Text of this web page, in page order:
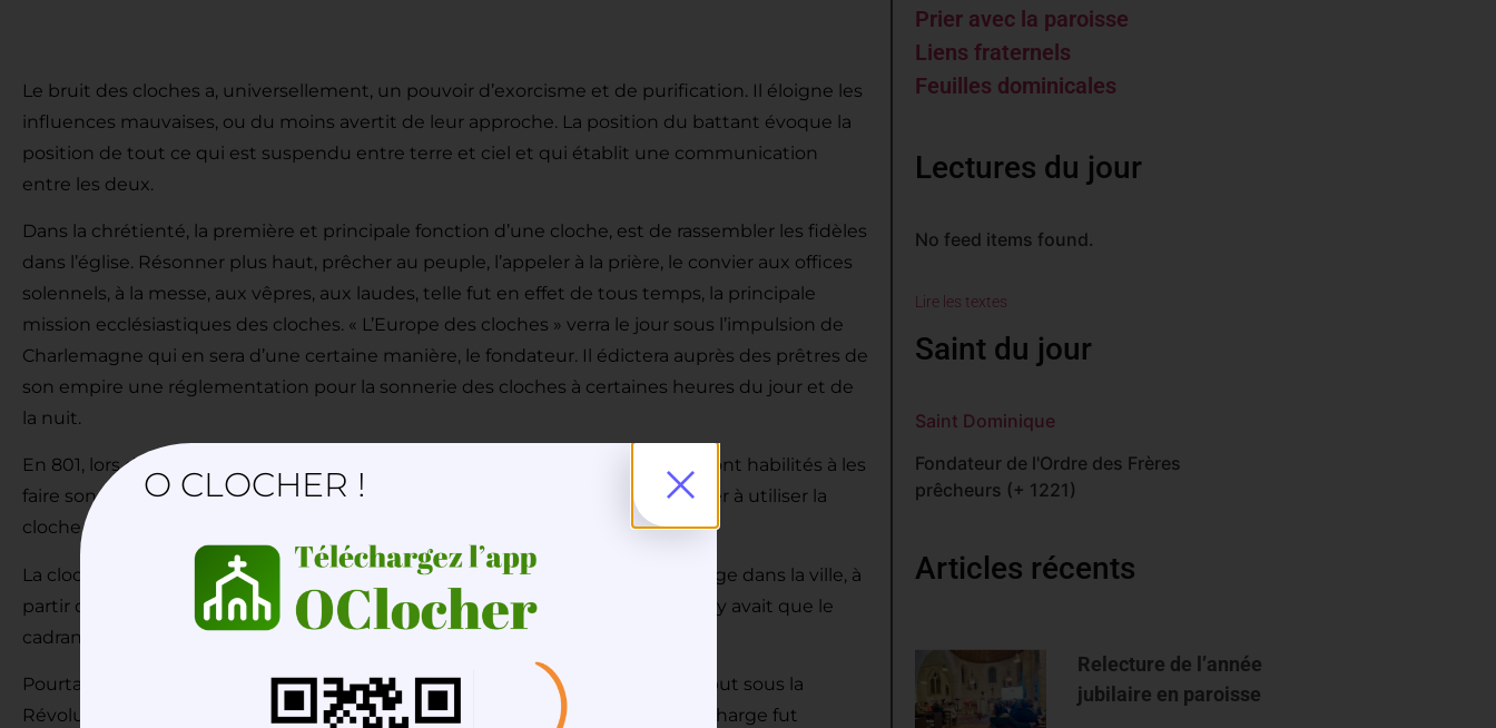
Le bruit des cloches a, universellement, un pouvoir d’exorcisme et de purification. Il éloigne les
influences mauvaises, ou du moins avertit de leur approche. La position du battant évoque la
position de tout ce qui est suspendu entre terre et ciel et qui établit une communication
entre les deux.
Dans la chrétienté, la première et principale fonction d’une cloche, est de rassembler les fidèles
dans l’église. Résonner plus haut, prêcher au peuple, l’appeler à la prière, le convier aux offices
solennels, à la messe, aux vêpres, aux laudes, telle fut en effet de tous temps, la principale
mission ecclésiastiques des cloches. « L’Europe des cloches » verra le jour sous l’impulsion de
Charlemagne qui en sera d’une certaine manière, le fondateur. Il édictera auprès des prêtres de
son empire une réglementation pour la sonnerie des cloches à certaines heures du jour et de
la nuit.
En 801, lors du concile d’Aix-la-Chapelle, il est décrété que seuls les prêtres seront habilités à les
faire sonner. Le pape Sabinian (successeur de St Grégoire en 604) fut le premier à utiliser la
cloche pour annoncer les offices.
La cloche indique la division du temps. En effet, avant l’installation d’une horloge dans la ville, à
partir du XIVème siècle, et seulement dans les grandes villes comme Paris, il n’y avait que le
cadran solaire pour indiquer l’heure.
Pourtant signe de rassemblement populaire, les cloches paieront un lourd tribut sous la
Révolution. Le 14 décembre 1789 est supprimée la noblesse de cloche. Cette charge fut
Prier avec la paroisse
Liens fraternels
Feuilles dominicales
Lectures du jour
No feed items found.
Lire les textes
Saint du jour
Saint Dominique
Fondateur de l'Ordre des Frères
prêcheurs (+ 1221)
Articles récents
Relecture de l’année
jubilaire en paroisse
O CLOCHER !